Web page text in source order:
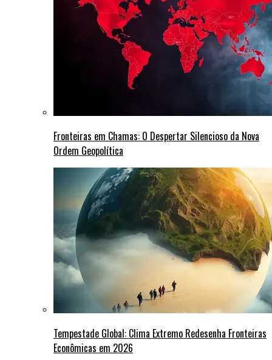
Fronteiras em Chamas: O Despertar Silencioso da Nova
Ordem Geopolítica
Tempestade Global: Clima Extremo Redesenha Fronteiras
Econômicas em 2026